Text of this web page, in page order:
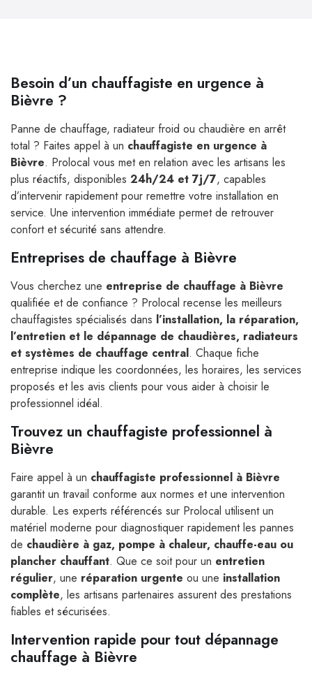
Besoin d’un chauffagiste en urgence à
Bièvre ?
Panne de chauffage, radiateur froid ou chaudière en arrêt
total ? Faites appel à un chauffagiste en urgence à
Bièvre. Prolocal vous met en relation avec les artisans les
plus réactifs, disponibles 24h/24 et 7j/7, capables
d’intervenir rapidement pour remettre votre installation en
service. Une intervention immédiate permet de retrouver
confort et sécurité sans attendre.
Entreprises de chauffage à Bièvre
Vous cherchez une entreprise de chauffage à Bièvre
qualifiée et de confiance ? Prolocal recense les meilleurs
chauffagistes spécialisés dans l’installation, la réparation,
l’entretien et le dépannage de chaudières, radiateurs
et systèmes de chauffage central. Chaque fiche
entreprise indique les coordonnées, les horaires, les services
proposés et les avis clients pour vous aider à choisir le
professionnel idéal.
Trouvez un chauffagiste professionnel à
Bièvre
Faire appel à un chauffagiste professionnel à Bièvre
garantit un travail conforme aux normes et une intervention
durable. Les experts référencés sur Prolocal utilisent un
matériel moderne pour diagnostiquer rapidement les pannes
de chaudière à gaz, pompe à chaleur, chauffe-eau ou
plancher chauffant. Que ce soit pour un entretien
régulier, une réparation urgente ou une installation
complète, les artisans partenaires assurent des prestations
fiables et sécurisées.
Intervention rapide pour tout dépannage
chauffage à Bièvre